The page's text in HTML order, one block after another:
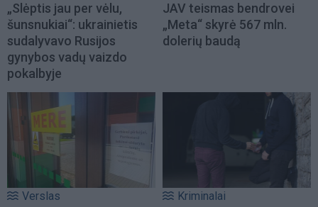
„Slėptis jau per vėlu,
šunsnukiai“: ukrainietis
sudalyvavo Rusijos
gynybos vadų vaizdo
pokalbyje
JAV teismas bendrovei
„Meta“ skyrė 567 mln.
dolerių baudą
Verslas Kriminalai